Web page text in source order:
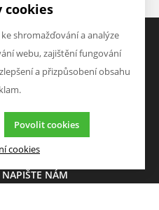
VÝHODY A SLEVY
Zboží v akci
Zboží výprodej
NAPIŠTE NÁM
cookies
shromažďování a analýze
webu, zajištění fungování
a přizpůsobení obsahu
Povolit cookies
cookies